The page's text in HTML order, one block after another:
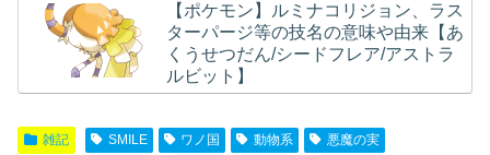
【ポケモン】ルミナコリジョン、ラス
ターパージ等の技名の意味や由来【あ
くうせつだん/シードフレア/アストラ
ルビット】
雑記 SMILE ワノ国 動物系
悪魔の実